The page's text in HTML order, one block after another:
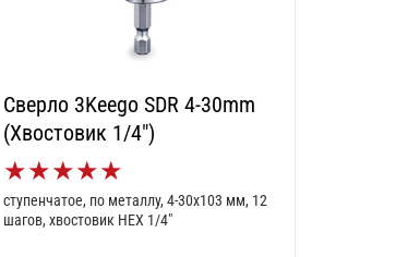
Сверло 3Keego SDR 4-30mm
(Хвостовик 1/4")
★★★★★
ступенчатое, по металлу, 4-30x103 мм, 12
шагов, хвостовик HEX 1/4"